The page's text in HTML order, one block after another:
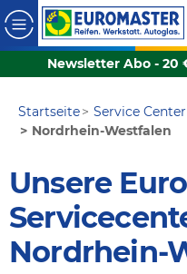
Newsletter Abo - 20
Startseite
Service
Nordrhein-Westfalen
Unsere
Nordrhein-